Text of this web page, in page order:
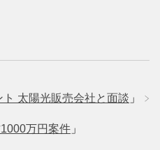
太陽光販売会社と面談 」
万円案件 」